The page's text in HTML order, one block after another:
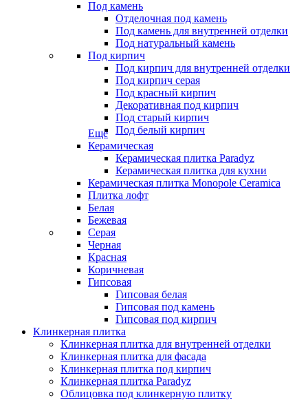
Под камень
Отделочная под камень
Под камень для внутренней отделки
Под натуральный камень
Под кирпич
Под кирпич для внутренней отделки
Под кирпич серая
Под красный кирпич
Декоративная под кирпич
Под старый кирпич
Под белый кирпич
Еще
Керамическая
Керамическая плитка Paradyz
Керамическая плитка для кухни
Керамическая плитка Monopole Ceramica
Плитка лофт
Белая
Бежевая
Серая
Черная
Красная
Коричневая
Гипсовая
Гипсовая белая
Гипсовая под камень
Гипсовая под кирпич
Клинкерная плитка
Клинкерная плитка для внутренней отделки
Клинкерная плитка для фасада
Клинкерная плитка под кирпич
Клинкерная плитка Paradyz
Облицовка под клинкерную плитку